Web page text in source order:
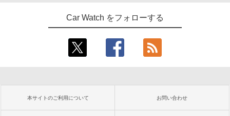
Car Watch をフォローする
本サイトのご利用について お問い合わせ